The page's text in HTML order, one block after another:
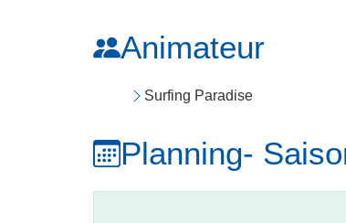
Animateur
Surfing Paradise
Planning-